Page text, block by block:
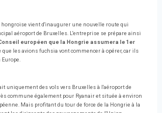
hongroise vient d'inaugurer une nouvelle route qui
aéroport de Bruxelles. L'entreprise se prépare ainsi
européen que la Hongrie assumera le 1er
que les avions fuchsia vont commencer à opérer, car ils
uniquement des vols vers Bruxelles à l'aéroport de
commune également pour Ryanair et située à environ
Mais profitant du tour de force de la Hongrie à la